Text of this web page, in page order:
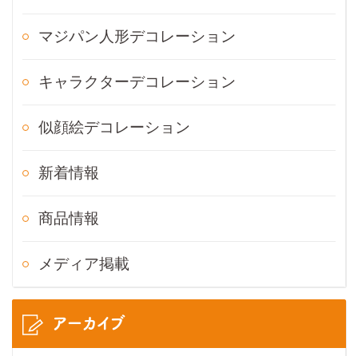
マジパン人形デコレーション
キャラクターデコレーション
似顔絵デコレーション
新着情報
商品情報
メディア掲載
アーカイブ